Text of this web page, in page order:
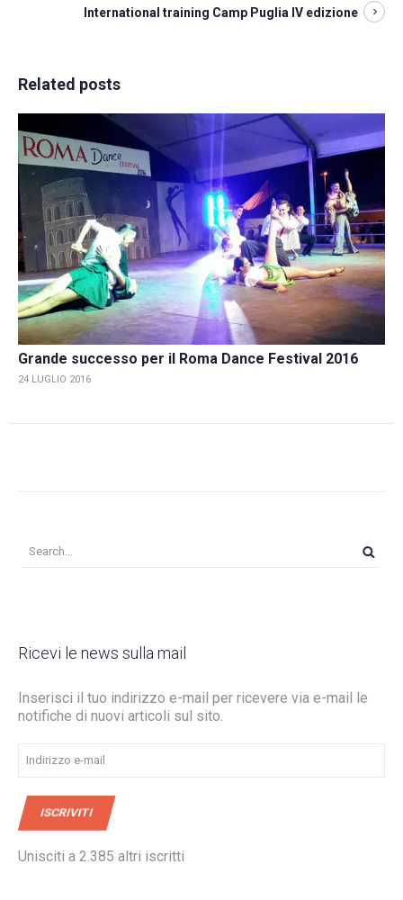
International training Camp Puglia IV edizione
Related posts
Grande successo per il Roma Dance Festival 2016
24 LUGLIO 2016
Ricevi le news sulla mail
Inserisci il tuo indirizzo e-mail per ricevere via e-mail le
notifiche di nuovi articoli sul sito.
Indirizzo
e-
ISCRIVITI
Unisciti a 2.385 altri iscritti